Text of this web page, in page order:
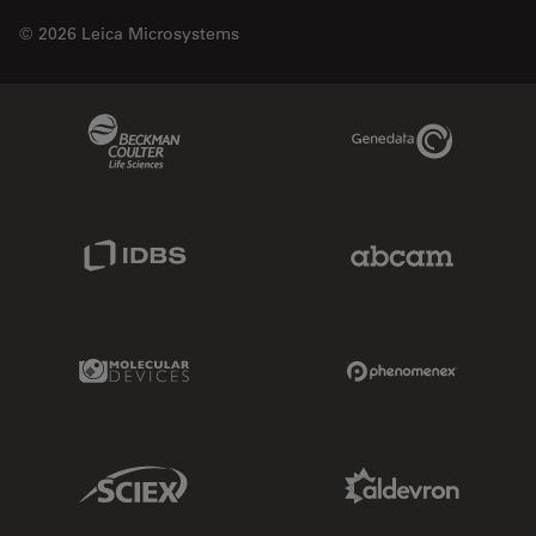
© 2026 Leica Microsystems
Genedata Link
Molecular Devices Link
Sciex Link